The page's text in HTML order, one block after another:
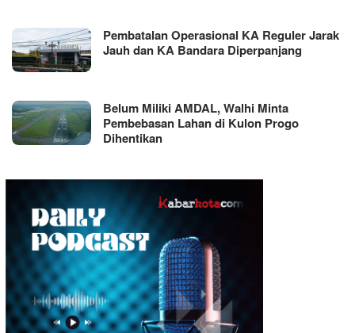
Pembatalan Operasional KA Reguler Jarak
Jauh dan KA Bandara Diperpanjang
Belum Miliki AMDAL, Walhi Minta
Pembebasan Lahan di Kulon Progo
Dihentikan